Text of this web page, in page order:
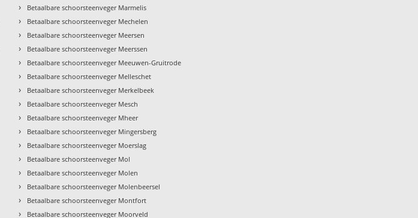
› Betaalbare schoorsteenveger Marmelis
› Betaalbare schoorsteenveger Mechelen
› Betaalbare schoorsteenveger Meersen
› Betaalbare schoorsteenveger Meerssen
› Betaalbare schoorsteenveger Meeuwen-Gruitrode
› Betaalbare schoorsteenveger Melleschet
› Betaalbare schoorsteenveger Merkelbeek
› Betaalbare schoorsteenveger Mesch
› Betaalbare schoorsteenveger Mheer
› Betaalbare schoorsteenveger Mingersberg
› Betaalbare schoorsteenveger Moerslag
› Betaalbare schoorsteenveger Mol
› Betaalbare schoorsteenveger Molen
› Betaalbare schoorsteenveger Molenbeersel
› Betaalbare schoorsteenveger Montfort
› Betaalbare schoorsteenveger Moorveld